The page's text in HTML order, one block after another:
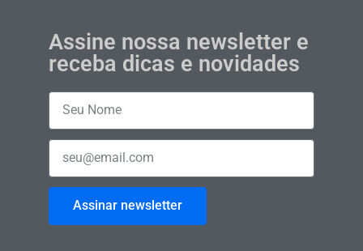
Assine nossa newsletter e
receba dicas e novidades
Assinar newsletter